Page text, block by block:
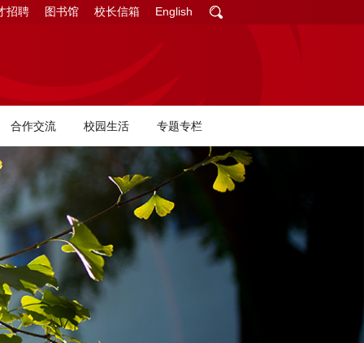
招聘 图书馆 校长信箱 English
合作交流 校园生活 专题专栏